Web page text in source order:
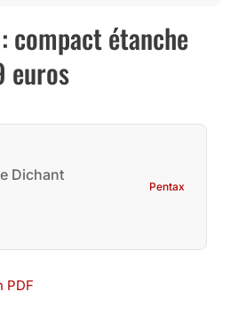
compact étanche
euros
Dichant
Pentax
PDF